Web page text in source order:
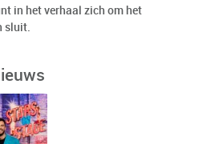
in het verhaal zich om het
sluit.